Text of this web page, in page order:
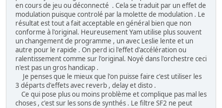
en cours de jeu ou déconnecté . Cela se traduit par un effet de
modulation puisque controlé par la molette de modulation . Le
résultat est tout a fait acceptable en général bien que non
conforme à l'original. Heureusement Yam utilise plus souvent
un changement de programme , un avec Leslie lente et un
autre pour le rapide . On perd ici l'effet d'accélération ou
ralentissement comme sur l'original. Noyé dans l'orchestre ceci
n'est pas un gros handicap .
Je penses que le mieux que l'on puisse faire c'est utiliser les
3 départs d'effets avec reverb , delay et disto .
Ce qui pose plus ou moins problème et complique pas mal les
choses , c'est sur les sons de synthés . Le filtre SF2 ne peut